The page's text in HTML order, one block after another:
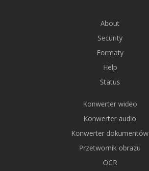
About
Security
Formaty
Help
Status
Konwerter wideo
Konwerter audio
Konwerter dokumentów
Przetwornik obrazu
OCR